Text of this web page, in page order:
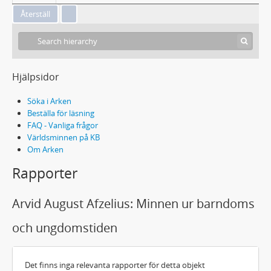
Hjälpsidor
Söka i Arken
Beställa för läsning
FAQ - Vanliga frågor
Världsminnen på KB
Om Arken
Rapporter
Arvid August Afzelius: Minnen ur barndoms
och ungdomstiden
Det finns inga relevanta rapporter för detta objekt